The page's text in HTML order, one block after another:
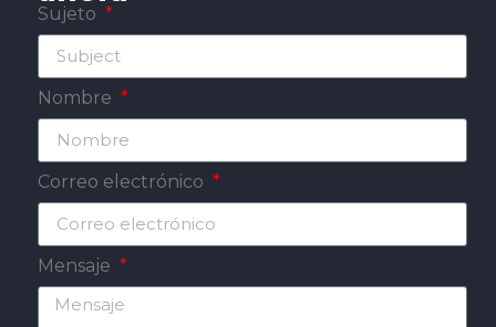
Sujeto
Nombre
Correo electrónico
Mensaje